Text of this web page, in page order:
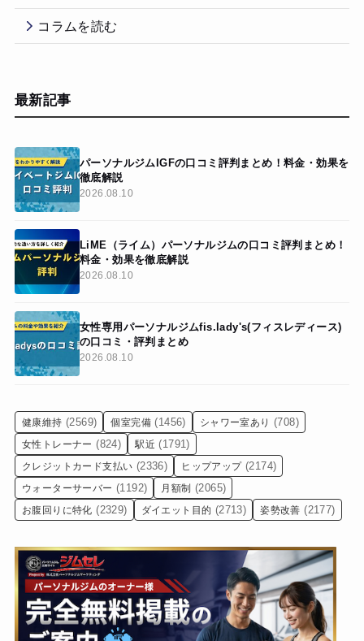
コラムを読む
最新記事
パーソナルジムIGFの口コミ評判まとめ！料金・効果を
徹底解説
2026.08.10
LiME（ライム）パーソナルジムの口コミ評判まとめ！
料金・効果を徹底解説
2026.08.10
女性専用パーソナルジムfis.lady's(フィスレディース)
の口コミ・評判まとめ
2026.08.10
健康維持 (2569) 個室完備 (1456) シャワー室あり (708)
女性トレーナー (824) 駅近 (1791)
クレジットカード支払い (2336) ヒップアップ (2174)
ウォーターサーバー (1192) 月額制 (2065)
お腹回りに特化 (2329) ダイエット目的 (2713) 姿勢改善 (2177)